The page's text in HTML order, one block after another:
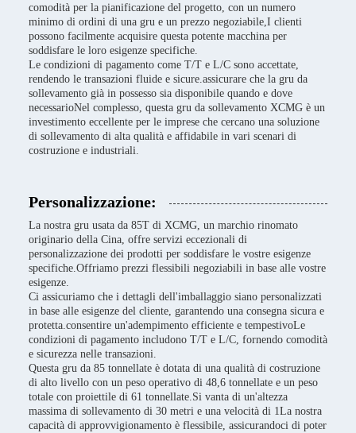
comodità per la pianificazione del progetto, con un numero
minimo di ordini di una gru e un prezzo negoziabile,I clienti
possono facilmente acquisire questa potente macchina per
soddisfare le loro esigenze specifiche.
Le condizioni di pagamento come T/T e L/C sono accettate,
rendendo le transazioni fluide e sicure.assicurare che la gru da
sollevamento già in possesso sia disponibile quando e dove
necessarioNel complesso, questa gru da sollevamento XCMG è un
investimento eccellente per le imprese che cercano una soluzione
di sollevamento di alta qualità e affidabile in vari scenari di
costruzione e industriali.
Personalizzazione:
La nostra gru usata da 85T di XCMG, un marchio rinomato
originario della Cina, offre servizi eccezionali di
personalizzazione dei prodotti per soddisfare le vostre esigenze
specifiche.Offriamo prezzi flessibili negoziabili in base alle vostre
esigenze.
Ci assicuriamo che i dettagli dell'imballaggio siano personalizzati
in base alle esigenze del cliente, garantendo una consegna sicura e
protetta.consentire un'adempimento efficiente e tempestivoLe
condizioni di pagamento includono T/T e L/C, fornendo comodità
e sicurezza nelle transazioni.
Questa gru da 85 tonnellate è dotata di una qualità di costruzione
di alto livello con un peso operativo di 48,6 tonnellate e un peso
totale con proiettile di 61 tonnellate.Si vanta di un'altezza
massima di sollevamento di 30 metri e una velocità di 1La nostra
capacità di approvvigionamento è flessibile, assicurandoci di poter